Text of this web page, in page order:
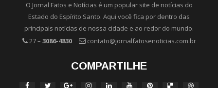
O Jornal Fatos e Notícias é um popular site de notícias do
Estado do Espírito Santo. Aqui você fica por dentro das
principais notícias de nossa cidade e ao redor do mundo.
27 – 3086-4830 contato@jornalfatosenoticias.com.br
COMPARTILHE